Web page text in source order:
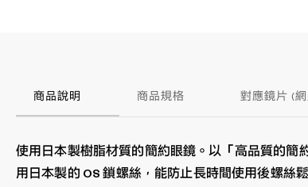
商品說明 商品規格 對應鏡片 (
使用日本製樹脂材質的簡約眼鏡。以「高品質的簡
用日本製的 OS 鎖螺絲，能防止長時間使用後螺絲